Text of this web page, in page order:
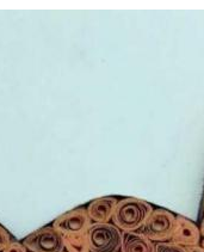
Поделки из